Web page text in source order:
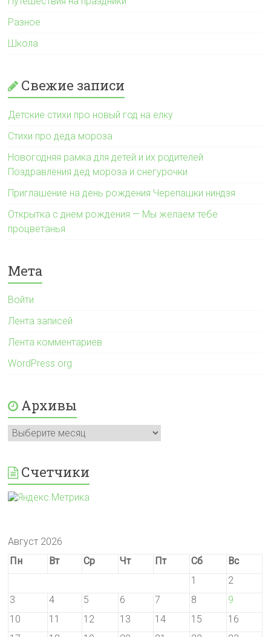
Разное
Школа
Свежие записи
Детские стихи про новый год на елку
Стихи про деда мороза
Новогодняя рамка для детей и их родителей
Поздравления дед мороза и снегурочки
Приглашение на день рождения Черепашки ниндзя
Открытка с днем рождения — Мы желаем тебе
процветанья
Мета
Войти
Лента записей
Лента комментариев
WordPress.org
Архивы
Архивы
Счетчики
Август 2026
Пн
Вт Ср Чт Пт Сб
Вс
1
2
3
4 5 6 7 8
9
10
11 12 13 14 15
16